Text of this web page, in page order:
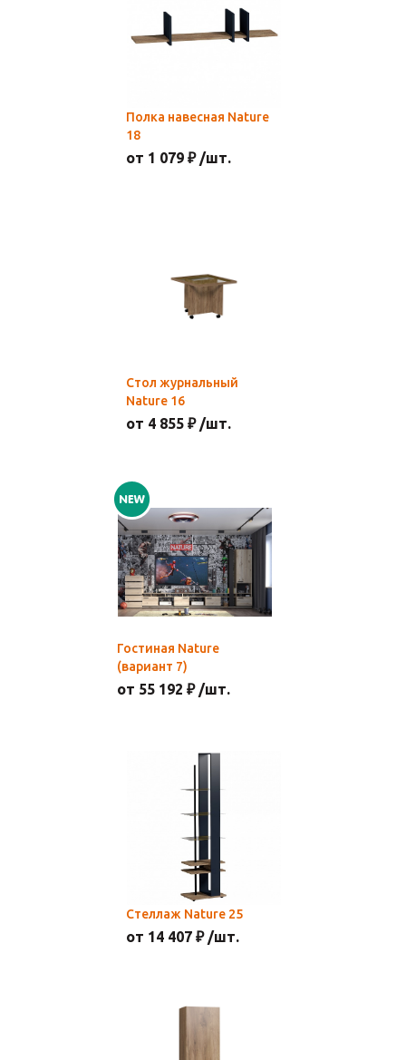
Полка навесная Nature
18
от 1 079 ₽ /шт.
Стол журнальный
Nature 16
от 4 855 ₽ /шт.
Гостиная Nature
(вариант 7)
от 55 192 ₽ /шт.
Стеллаж Nature 25
от 14 407 ₽ /шт.